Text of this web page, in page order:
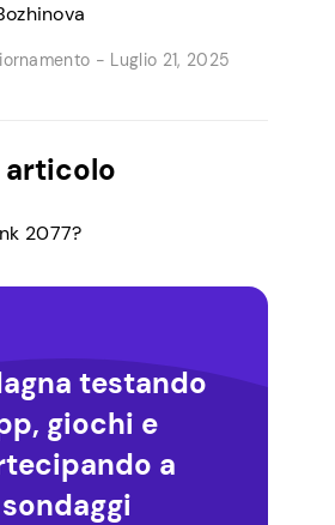
- Luglio 21, 2025
articolo
2077?
testando
giochi e
a
sondaggi